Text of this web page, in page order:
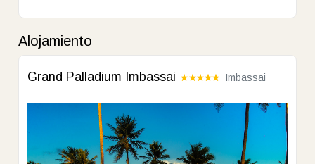
Alojamiento
Grand Palladium Imbassai Imbassai